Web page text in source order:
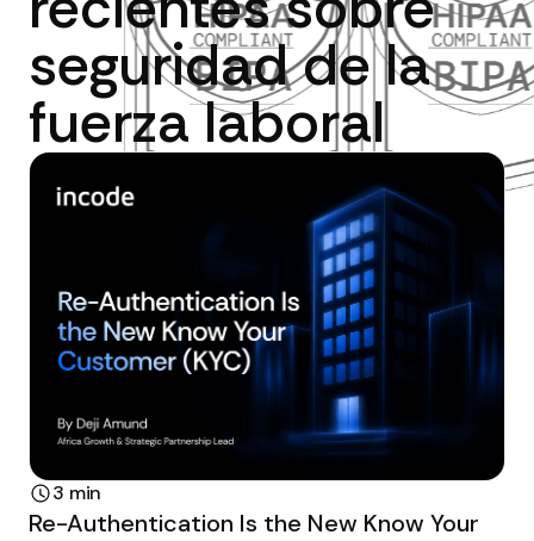
seguridad de la
fuerza laboral
3 min
Re-Authentication Is the New Know Your